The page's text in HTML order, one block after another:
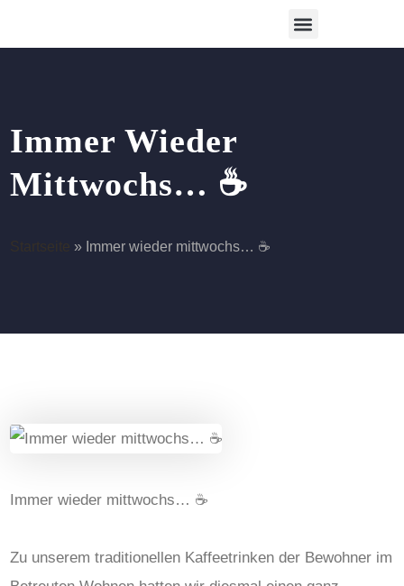
Immer Wieder
Mittwochs… ☕️
» Immer wieder mittwochs… ☕️
Immer wieder mittwochs… ☕️
Zu unserem traditionellen Kaffeetrinken der Bewohner im